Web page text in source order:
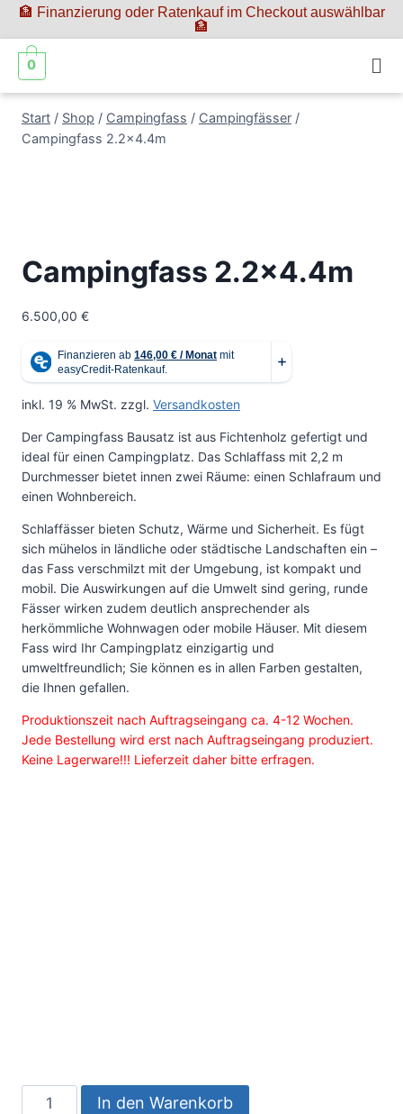
🏦 Finanzierung oder Ratenkauf im Checkout auswählbar
🏦
0
Start / Shop / Campingfass / Campingfässer /
Campingfass 2.2×4.4m
Campingfass 2.2×4.4m
6.500,00 €
inkl. 19 % MwSt. zzgl. Versandkosten
Der Campingfass Bausatz ist aus Fichtenholz gefertigt und
ideal für einen Campingplatz. Das Schlaffass mit 2,2 m
Durchmesser bietet innen zwei Räume: einen Schlafraum und
einen Wohnbereich.
Schlaffässer bieten Schutz, Wärme und Sicherheit. Es fügt
sich mühelos in ländliche oder städtische Landschaften ein –
das Fass verschmilzt mit der Umgebung, ist kompakt und
mobil. Die Auswirkungen auf die Umwelt sind gering, runde
Fässer wirken zudem deutlich ansprechender als
herkömmliche Wohnwagen oder mobile Häuser. Mit diesem
Fass wird Ihr Campingplatz einzigartig und
umweltfreundlich; Sie können es in allen Farben gestalten,
die Ihnen gefallen.
Produktionszeit nach Auftragseingang ca. 4-12 Wochen.
Jede Bestellung wird erst nach Auftragseingang produziert.
Keine Lagerware!!! Lieferzeit daher bitte erfragen.
In den Warenkorb